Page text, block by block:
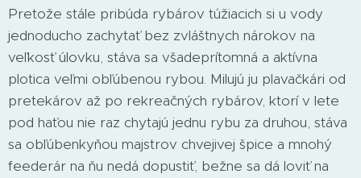
Pretože stále pribúda rybárov túžiacich si u vody
jednoducho zachytať bez zvláštnych nárokov na
veľkosť úlovku, stáva sa všadeprítomná a aktívna
plotica veľmi obľúbenou rybou. Milujú ju plavačkári od
pretekárov až po rekreačných rybárov, ktorí v lete
pod haťou nie raz chytajú jednu rybu za druhou, stáva
sa obľúbenkyňou majstrov chvejivej špice a mnohý
feederár na ňu nedá dopustiť, bežne sa dá loviť na